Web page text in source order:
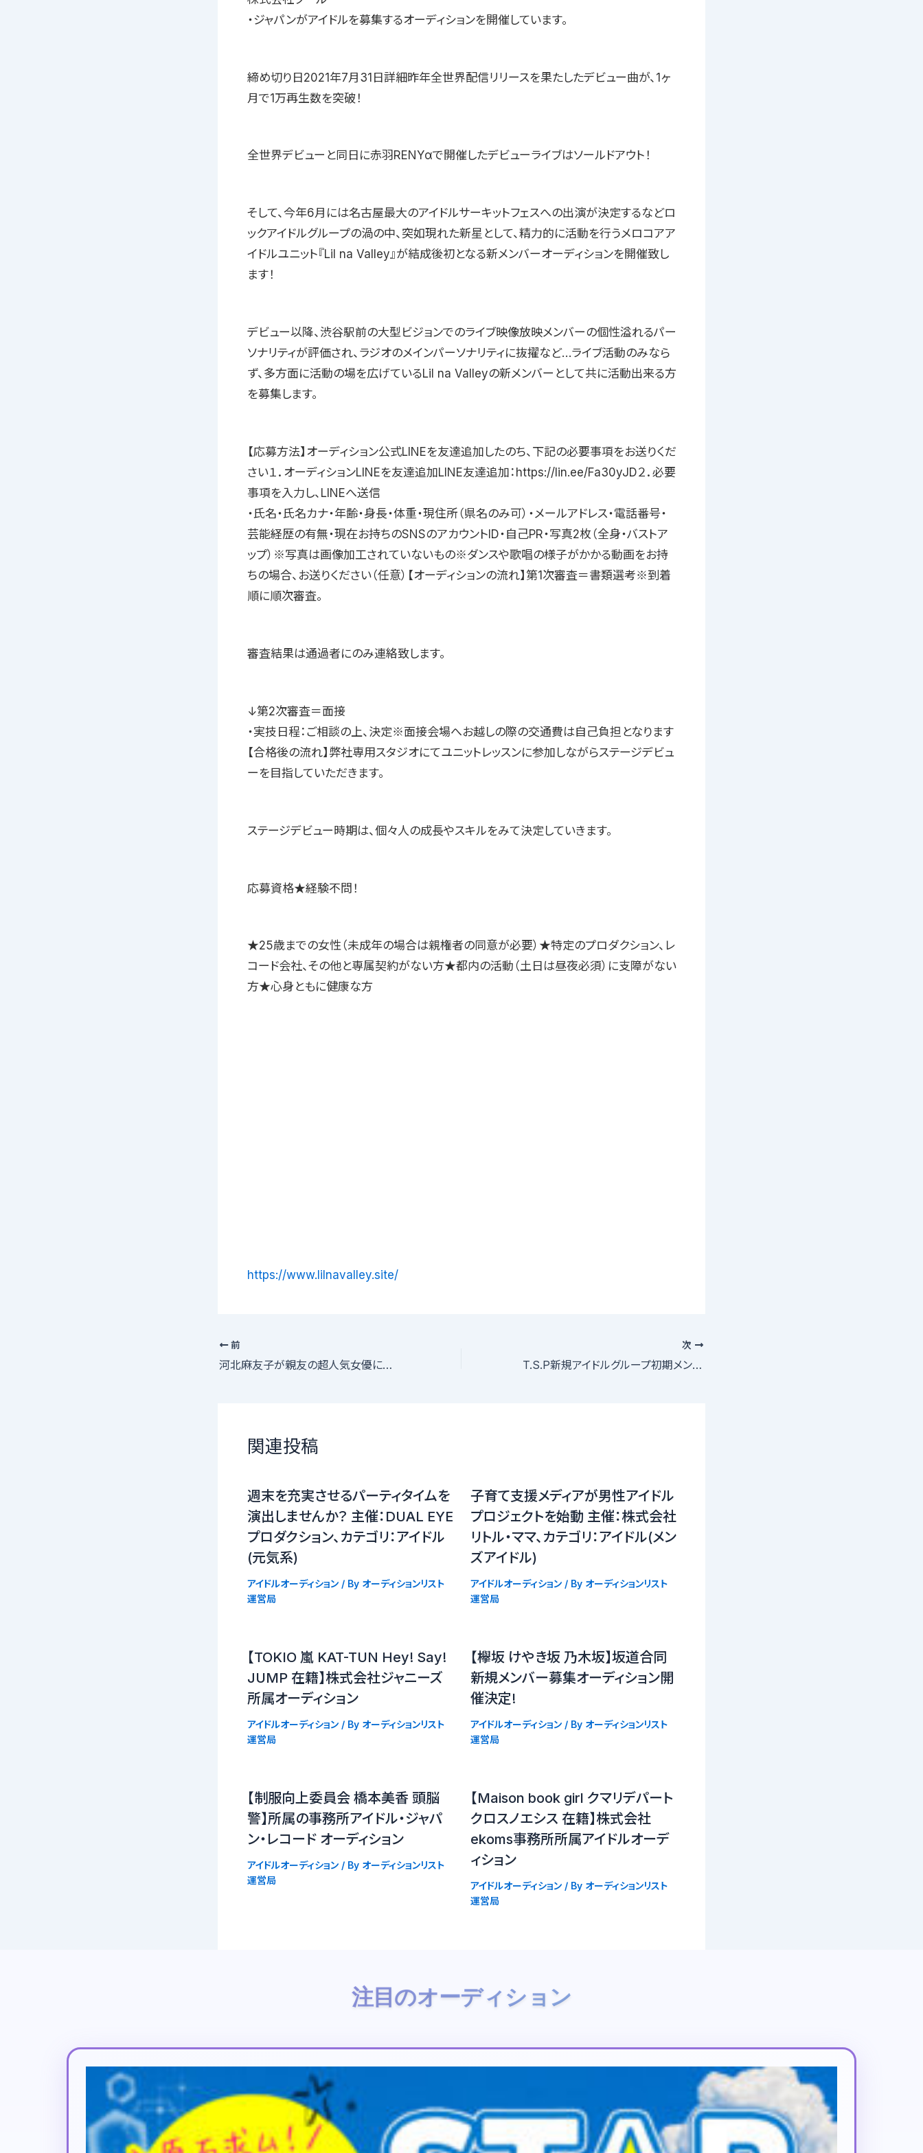
・ジャパンがアイドルを募集するオーディションを開催しています。
締め切り日2021年7月31日詳細昨年全世界配信リリースを果たしたデビュー曲が、1ヶ
月で1万再生数を突破！
全世界デビューと同日に赤羽RENYαで開催したデビューライブはソールドアウト！
そして、今年6月には名古屋最大のアイドルサーキットフェスへの出演が決定するなどロ
ックアイドルグループの渦の中、突如現れた新星として、精力的に活動を行うメロコアア
イドルユニット『Lil na Valley』が結成後初となる新メンバーオーディションを開催致し
ます！
デビュー以降、渋谷駅前の大型ビジョンでのライブ映像放映メンバーの個性溢れるパー
ソナリティが評価され、ラジオのメインパーソナリティに抜擢など…ライブ活動のみなら
ず、多方面に活動の場を広げているLil na Valleyの新メンバーとして共に活動出来る方
を募集します。
【応募方法】オーディション公式LINEを友達追加したのち、下記の必要事項をお送りくだ
さい１．オーディションLINEを友達追加LINE友達追加：https://lin.ee/Fa30yJD２．必要
事項を入力し、LINEへ送信
・氏名・氏名カナ・年齢・身長・体重・現住所（県名のみ可）・メールアドレス・電話番号・
芸能経歴の有無・現在お持ちのSNSのアカウントID・自己PR・写真2枚（全身・バストア
ップ）※写真は画像加工されていないもの※ダンスや歌唱の様子がかかる動画をお持
ちの場合、お送りください（任意）【オーディションの流れ】第1次審査＝書類選考※到着
順に順次審査。
審査結果は通過者にのみ連絡致します。
↓第2次審査＝面接
・実技日程：ご相談の上、決定※面接会場へお越しの際の交通費は自己負担となります
【合格後の流れ】弊社専用スタジオにてユニットレッスンに参加しながらステージデビュ
ーを目指していただきます。
ステージデビュー時期は、個々人の成長やスキルをみて決定していきます。
応募資格★経験不問！
★25歳までの女性（未成年の場合は親権者の同意が必要）★特定のプロダクション、レ
コード会社、その他と専属契約がない方★都内の活動（土日は昼夜必須）に支障がない
方★心身ともに健康な方
https://www.lilnavalley.site/
前
河北麻友子が親友の超人気女優に対する悩みを【告白】
次
T.S.P新規アイドルグループ初期メンバー募集！コンセプトは可愛い王道系ピンクユニット
関連投稿
週末を充実させるパーティタイムを
演出しませんか？ 主催：DUAL EYE
プロダクション、カテゴリ：アイドル
(元気系)
アイドルオーディション/ By オーディションリスト
運営局
子育て支援メディアが男性アイドル
プロジェクトを始動 主催：株式会社
リトル・ママ、カテゴリ：アイドル(メン
ズアイドル)
アイドルオーディション/ By オーディションリスト
運営局
【TOKIO 嵐 KAT-TUN Hey! Say!
JUMP 在籍】株式会社ジャニーズ
所属オーディション
アイドルオーディション/ By オーディションリスト
運営局
【欅坂 けやき坂 乃木坂】坂道合同
新規メンバー募集オーディション開
催決定!
アイドルオーディション/ By オーディションリスト
運営局
【制服向上委員会 橋本美香 頭脳
警】所属の事務所アイドル・ジャパ
ン・レコード オーディション
アイドルオーディション/ By オーディションリスト
運営局
【Maison book girl クマリデパート
クロスノエシス 在籍】株式会社
ekoms事務所所属アイドルオーデ
ィション
アイドルオーディション/ By オーディションリスト
運営局
注目のオーディション